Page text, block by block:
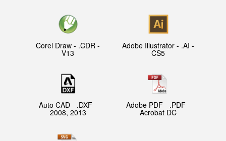
Corel Draw - .CDR -
V13
Adobe Illustrator - .AI -
CS5
Auto CAD - .DXF -
2008, 2013
Adobe PDF - .PDF -
Acrobat DC